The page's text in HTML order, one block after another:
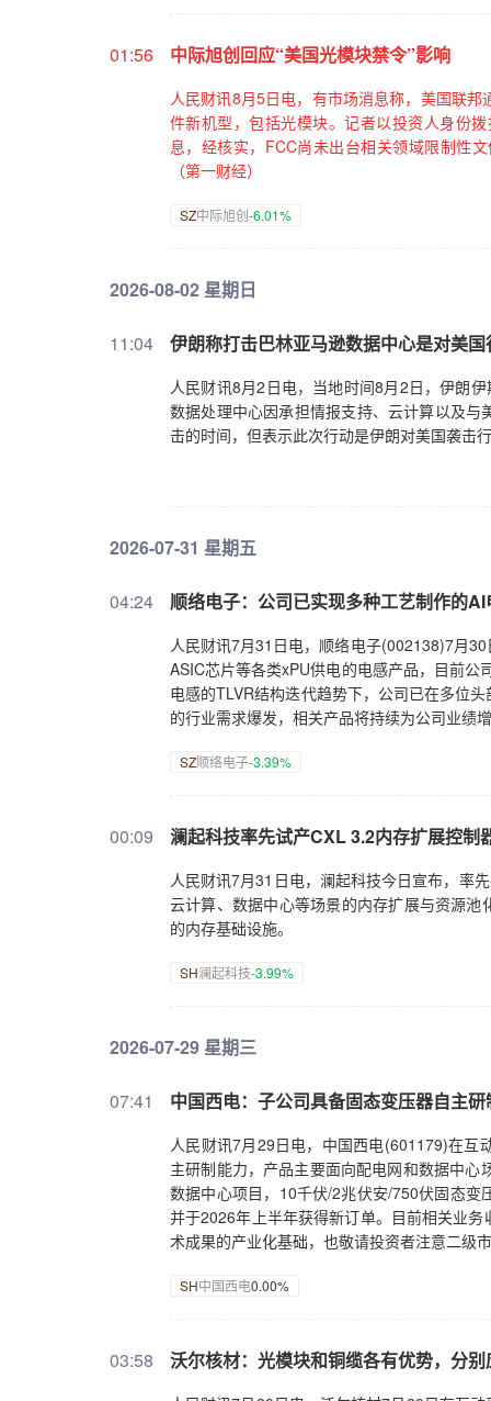
01:56 中际旭创回应“美国光模块禁令”影响
人民财讯8月5日电，有市场消息称，美国联
件新机型，包括光模块。记者以投资人身份
息，经核实，FCC尚未出台相关领域限制性
（第一财经）
SZ中际旭创-6.01%
2026-08-02 星期日
11:04 伊朗称打击巴林亚马逊数据中心是对美
人民财讯8月2日电，当地时间8月2日，伊朗
数据处理中心因承担情报支持、云计算以及
击的时间，但表示此次行动是伊朗对美国袭击
2026-07-31 星期五
04:24 顺络电子：公司已实现多种工艺制作的
人民财讯7月31日电，顺络电子(002138)7月
ASIC芯片等各类xPU供电的电感产品，目前
电感的TLVR结构迭代趋势下，公司已在多位
的行业需求爆发，相关产品将持续为公司业绩
SZ顺络电子-3.39%
00:09 澜起科技率先试产CXL 3.2内存扩展控制
人民财讯7月31日电，澜起科技今日宣布，率
云计算、数据中心等场景的内存扩展与资源
的内存基础设施。
SH澜起科技-3.99%
2026-07-29 星期三
07:41 中国西电：子公司具备固态变压器自主研
人民财讯7月29日电，中国西电(601179)在互
主研制能力，产品主要面向配电网和数据中心
数据中心项目，10千伏/2兆伏安/750伏固态
并于2026年上半年获得新订单。目前相关业
术成果的产业化基础，也敬请投资者注意二级
SH中国西电0.00%
03:58 沃尔核材：光模块和铜缆各有优势，分